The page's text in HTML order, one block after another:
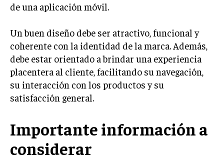
MARKETING B2C
FRANQUICIAS
MARKETING DE INFLUENCERS
E-COMMERCE
E-COMMERCE Y COMERCIO ELECTRÓNICO
ESTRATEGIAS DE PRICING Y GESTIÓN DE
GESTIÓN DE CRISIS EMPRESARIALES
EMPRESAS Y STARTUPS TECNOLÓGICAS
de una aplicación móvil.
Un buen diseño debe ser atractivo, funcional y
coherente con la identidad de la marca. Además,
debe estar orientado a brindar una experiencia
placentera al cliente, facilitando su navegación,
su interacción con los productos y su
satisfacción general.
Importante información a
considerar